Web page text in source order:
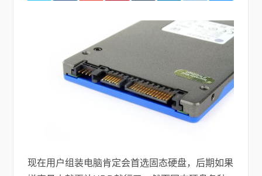
现在用户组装电脑肯定会首选固态硬盘，后期如果